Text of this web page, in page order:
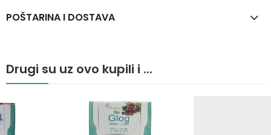
POŠTARINA I DOSTAVA
Drugi su uz ovo kupili i ...